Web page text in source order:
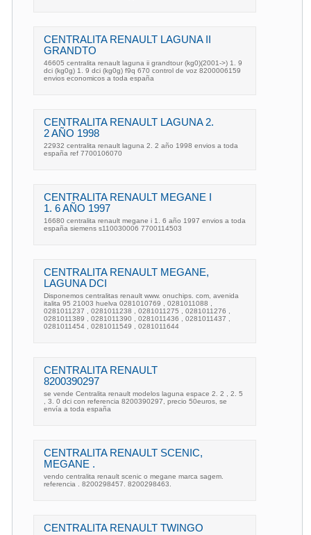
CENTRALITA RENAULT LAGUNA II
GRANDTO
46605 centralita renault laguna ii grandtour (kg0)(2001->) 1. 9
dci (kg0g) 1. 9 dci (kg0g) f9q 670 control de voz 8200006159
envios economicos a toda españa
CENTRALITA RENAULT LAGUNA 2.
2 AÑO 1998
22932 centralita renault laguna 2. 2 año 1998 envios a toda
españa ref 7700106070
CENTRALITA RENAULT MEGANE I
1. 6 AÑO 1997
16680 centralita renault megane i 1. 6 año 1997 envios a toda
españa siemens s110030006 7700114503
CENTRALITA RENAULT MEGANE,
LAGUNA DCI
Disponemos centralitas renault www. onuchips. com, avenida
italita 95 21003 huelva 0281010769 , 0281011088 ,
0281011237 , 0281011238 , 0281011275 , 0281011276 ,
0281011389 , 0281011390 , 0281011436 , 0281011437 ,
0281011454 , 0281011549 , 0281011644
CENTRALITA RENAULT
8200390297
se vende Centralita renault modelos laguna espace 2. 2 , 2. 5
, 3. 0 dci con referencia 8200390297, precio 50euros, se
envía a toda españa
CENTRALITA RENAULT SCENIC,
MEGANE .
vendo centralita renault scenic o megane marca sagem.
referencia . 8200298457. 8200298463.
CENTRALITA RENAULT TWINGO